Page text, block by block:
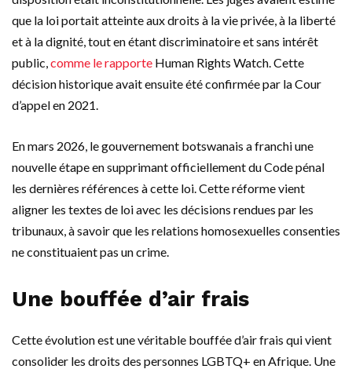
que la loi portait atteinte aux droits à la vie privée, à la liberté
et à la dignité, tout en étant discriminatoire et sans intérêt
public, comme le rapporte Human Rights Watch. Cette
décision historique avait ensuite été confirmée par la Cour
d’appel en 2021.
En mars 2026, le gouvernement botswanais a franchi une
nouvelle étape en supprimant officiellement du Code pénal
les dernières références à cette loi. Cette réforme vient
aligner les textes de loi avec les décisions rendues par les
tribunaux, à savoir que les relations homosexuelles consenties
ne constituaient pas un crime.
Une bouffée d’air frais
Cette évolution est une véritable bouffée d’air frais qui vient
consolider les droits des personnes LGBTQ+ en Afrique. Une